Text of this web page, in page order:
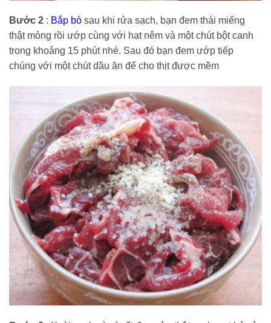
Bước 2 : Bắp bò sau khi rửa sạch, bạn đem thái miếng
thật mỏng rồi ướp cùng với hạt nêm và một chút bột canh
trong khoảng 15 phút nhé. Sau đó bạn đem ướp tiếp
chúng với một chút dầu ăn để cho thịt được mềm